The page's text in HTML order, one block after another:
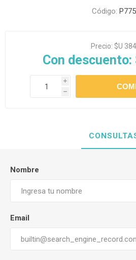
Código: P775
Precio: $U 384
Con descuento:
i
h
Nombre
Email